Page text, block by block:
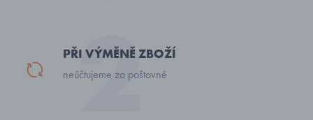
PŘI VÝMĚNĚ ZBOŽÍ
neúčtujeme za poštovné